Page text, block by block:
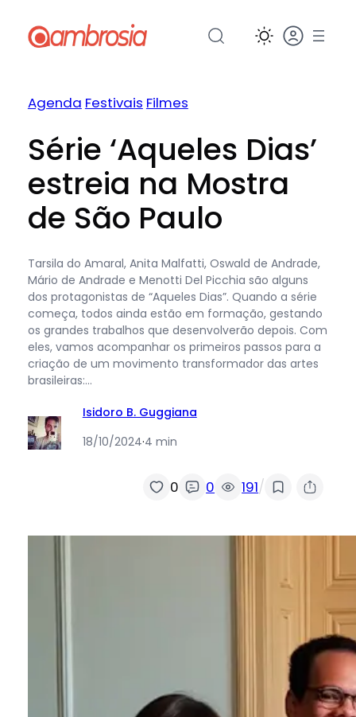
para
Agenda Festivais Filmes
Série ‘Aqueles Dias’
estreia na Mostra
de São Paulo
Tarsila do Amaral, Anita Malfatti, Oswald de Andrade,
Mário de Andrade e Menotti Del Picchia são alguns
dos protagonistas de “Aqueles Dias”. Quando a série
começa, todos ainda estão em formação, gestando
os grandes trabalhos que desenvolverão depois. Com
eles, vamos acompanhar os primeiros passos para a
criação de um movimento transformador das artes
brasileiras:…
Isidoro B. Guggiana
18/10/2024·4 min
0 0 191/